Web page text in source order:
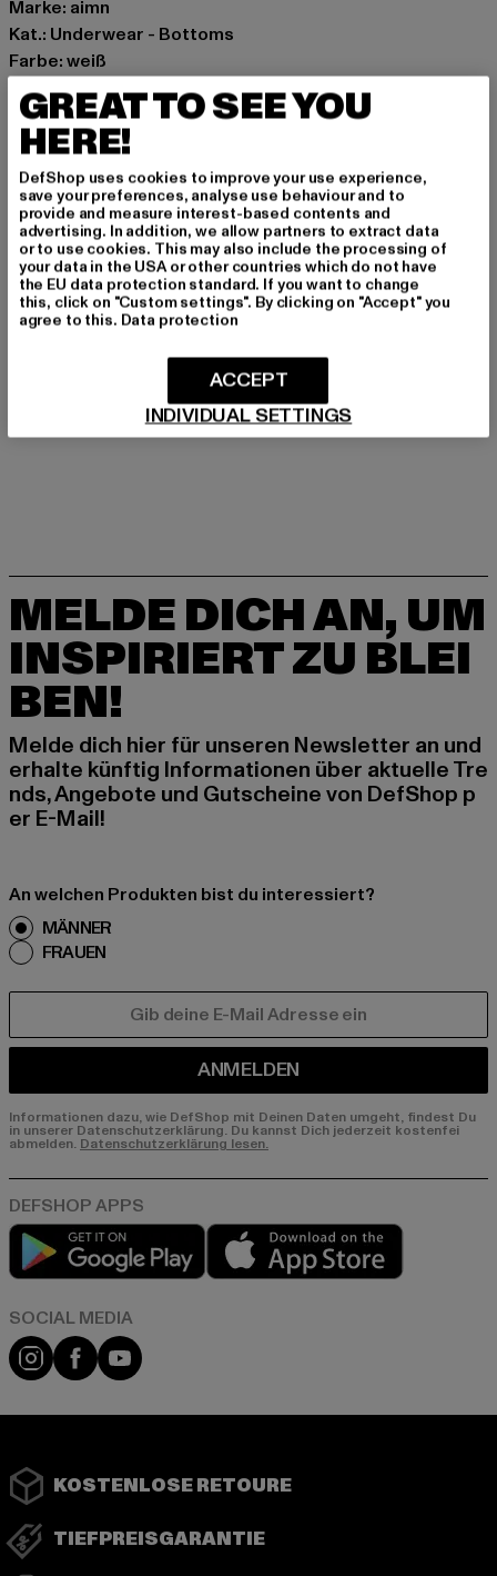
Marke: aimn
Kat.: Underwear - Bottoms
Farbe: weiß
Hersteller Farbe: white
Materialzusammensetzung: 92% Polyester, 8% Elasthan
Art.Nr: 61900004-00220
Hersteller: Urban Styles Agency GmbH & Co. KG |
agentur@urbanstylesagency.com
Schanzenstraße 41 | 51063 Köln | DE
GRÖSSE & PASSFORM
LIEFERUNG & RÜCKGABE
MELDE DICH AN, UM
INSPIRIERT ZU BLEI
BEN!
Melde dich hier für unseren Newsletter an und
erhalte künftig Informationen über aktuelle Tre
nds, Angebote und Gutscheine von DefShop p
er E-Mail!
An welchen Produkten bist du interessiert?
MÄNNER
FRAUEN
ANMELDEN
Informationen dazu, wie DefShop mit Deinen Daten umgeht, findest Du
in unserer Datenschutzerklärung. Du kannst Dich jederzeit kostenfei
abmelden. Datenschutzerklärung lesen.
Play market
Instagram
FacebookYouTube
KOSTENLOSE RETOURE
TIEFPREISGARANTIE
GREAT TO SEE YOU
HERE!
DefShop uses cookies to improve your use experience,
save your preferences, analyse use behaviour and to
provide and measure interest-based contents and
advertising. In addition, we allow partners to extract data
or to use cookies. This may also include the processing of
your data in the USA or other countries which do not have
the EU data protection standard. If you want to change
this, click on "Custom settings". By clicking on "Accept" you
agree to this. Data protection
INDIVIDUAL SETTINGS
ACCEPT